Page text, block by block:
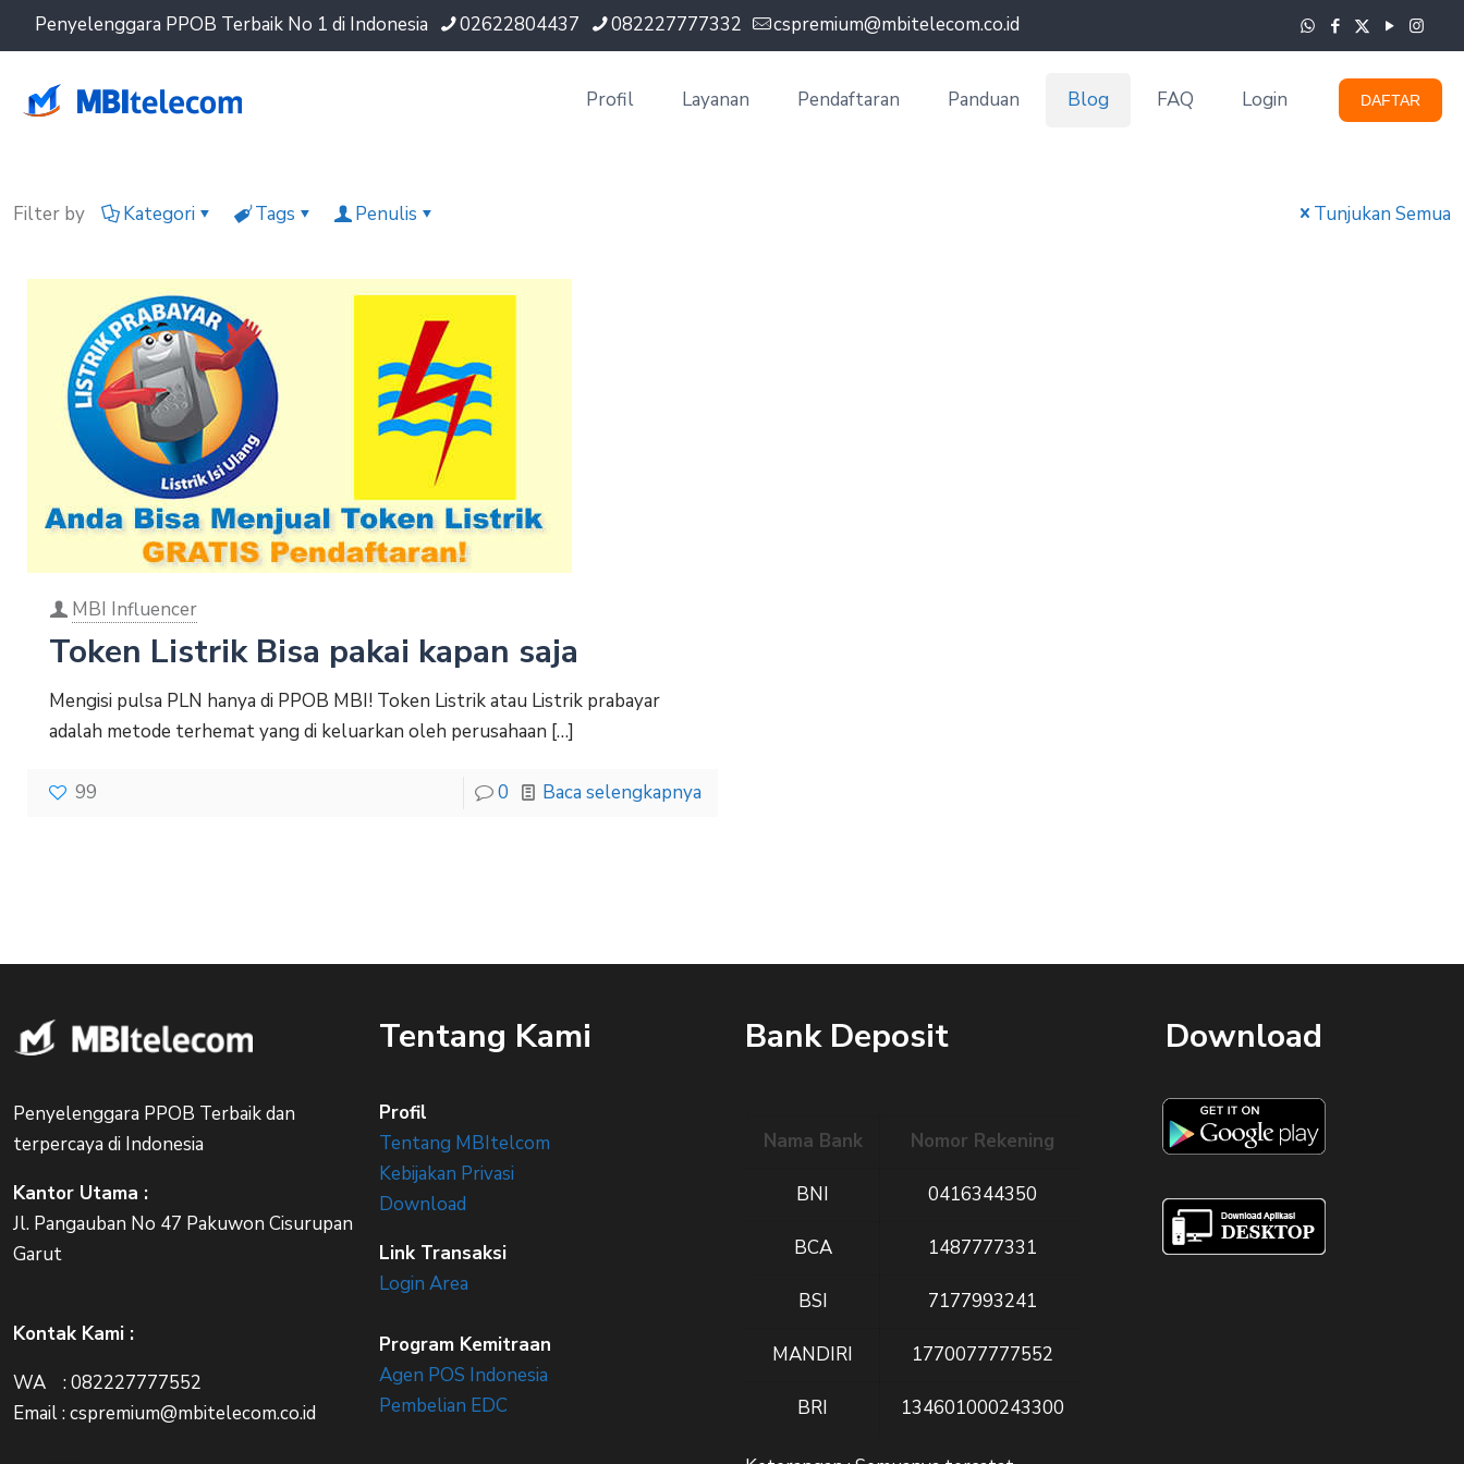
Penyelenggara PPOB Terbaik No 1 di Indonesia 02622804437 082227777332 cspremium@mbitelecom.co.id
Profil Layanan Pendaftaran Panduan Blog FAQ Login DAFTAR
Filter by Kategori Tags Penulis Tunjukan Semua
MBI Influencer
Token Listrik Bisa pakai kapan saja
Mengisi pulsa PLN hanya di PPOB MBI! Token Listrik atau Listrik prabayar
adalah metode terhemat yang di keluarkan oleh perusahaan […]
99 0 Baca selengkapnya
Penyelenggara PPOB Terbaik dan
terpercaya di Indonesia
Kantor Utama :
Jl. Pangauban No 47 Pakuwon Cisurupan
Garut
Kontak Kami :
WA : 082227777552
Email : cspremium@mbitelecom.co.id
Tentang Kami
Profil
Tentang MBItelcom
Kebijakan Privasi
Download
Link Transaksi
Login Area
Program Kemitraan
Agen POS Indonesia
Pembelian EDC
Bank Deposit
Nama Bank Nomor Rekening
BNI 0416344350
BCA 1487777331
BSI 7177993241
MANDIRI 1770077777552
BRI 134601000243300
Download